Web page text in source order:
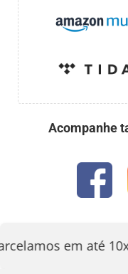
Acompanhe
em até 10x